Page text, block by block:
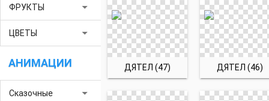
ФРУКТЫ arrow_drop_down
ЦВЕТЫ arrow_drop_down
АНИМАЦИИ
Сказочные arrow_drop_down
ДЯТЕЛ (47) ДЯТЕЛ (46)